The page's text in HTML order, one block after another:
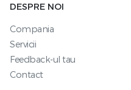
DESPRE NOI
Compania
Servicii
Feedback-ul tau
Contact